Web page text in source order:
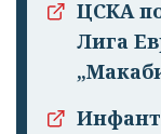
ЦСКА
Лига